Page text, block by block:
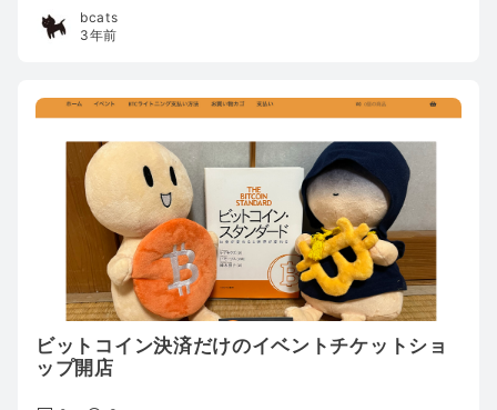
bcats
3年前
ビットコイン決済だけのイベントチケットショ
ップ開店